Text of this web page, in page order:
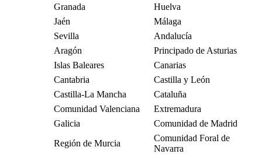
Granada
Huelva
Jaén
Málaga
Sevilla
Andalucía
Aragón
Principado de Asturias
Islas Baleares
Canarias
Cantabria
Castilla y León
Castilla-La Mancha
Cataluña
Comunidad Valenciana
Extremadura
Galicia
Comunidad de Madrid
Región de Murcia
Comunidad Foral de
Navarra